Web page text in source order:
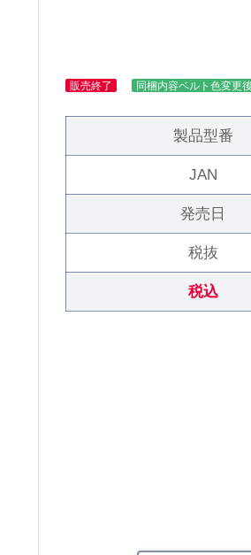
販売終了 同梱内容ベルト色変更
製品型番
JAN
発売日
税抜
税込